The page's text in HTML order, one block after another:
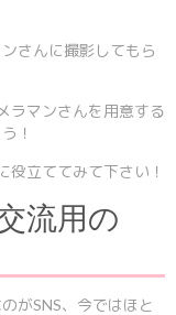
さんに撮影してもら
ラマンさんを用意する
！
役立ててみて下さい！
流用の
がSNS、今ではほと